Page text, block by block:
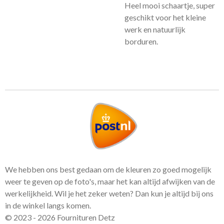
Heel mooi schaartje, super
geschikt voor het kleine
werk en natuurlijk
borduren.
We hebben ons best gedaan om de kleuren zo goed mogelijk
weer te geven op de foto's, maar het kan altijd afwijken van de
werkelijkheid. Wil je het zeker weten? Dan kun je altijd bij ons
in de winkel langs komen.
© 2023 - 2026 Fournituren Detz